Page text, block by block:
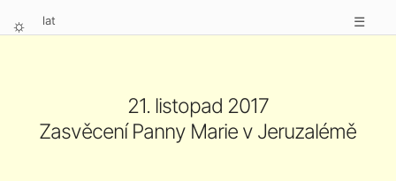
⛭ lat ☰
21. listopad 2017
Zasvěcení Panny Marie v Jeruzalémě